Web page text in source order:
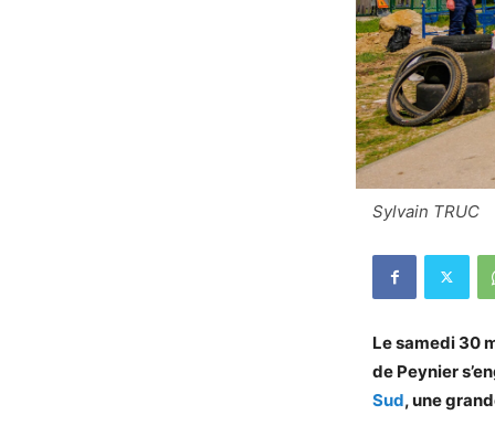
Sylvain TRUC
Le samedi 30
de Peynier
Sud, une